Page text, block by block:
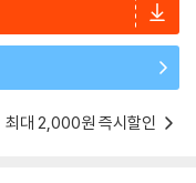
최대 2,000원 즉시할인